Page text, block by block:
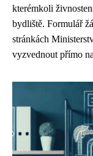
kterémkoli
bydliště. Formulář
stránkách
vyzvednout přímo